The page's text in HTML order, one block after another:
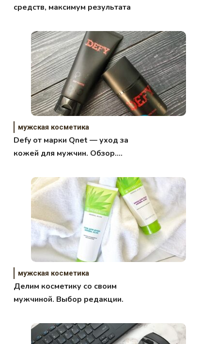
средств, максимум результата
мужская косметика
Defy от марки Qnet — уход за
кожей для мужчин. Обзор.
мужская косметика
Делим косметику со своим
мужчиной. Выбор редакции.